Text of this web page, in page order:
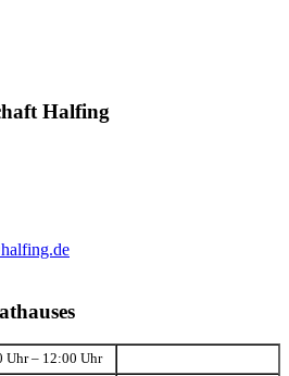
Halfing
Uhr – 12:00 Uhr